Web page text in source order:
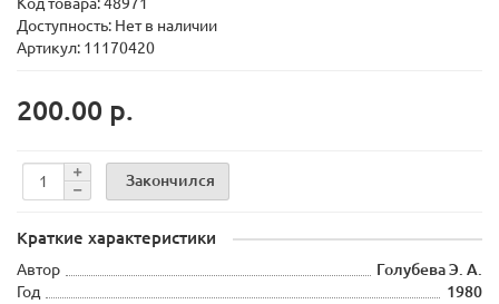
Доступность: Нет в наличии
Артикул: 11170420
200.00 р.
Закончился
Краткие характеристики
Автор
Голубева Э. А.
Год
1980